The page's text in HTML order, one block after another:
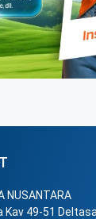
NUSANTARA
Kav 49-51